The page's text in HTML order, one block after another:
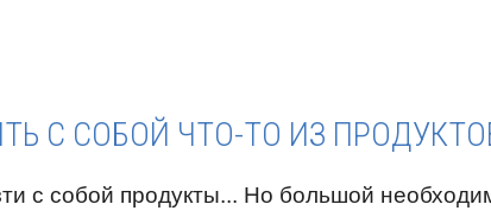
С СОБОЙ ЧТО-ТО ИЗ
с собой продукты... Но большой